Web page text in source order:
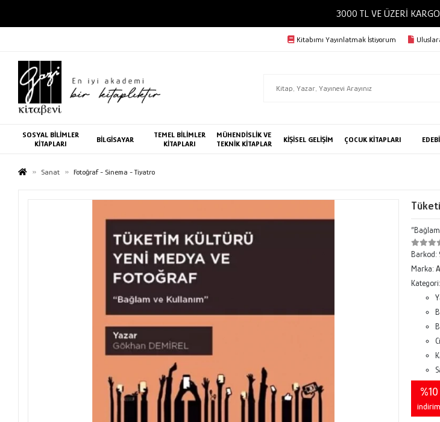
3000 TL VE ÜZERİ
Kitabımı Yayınlatmak İstiyorum
SOSYAL BİLİMLER
KİTAPLARI
BİLGİSAYAR
TEMEL BİLİMLER
KİTAPLARI
MÜHENDİSLİK VE
TEKNİK KİTAPLAR
KİŞİSEL GELİŞİM ÇOCUK KİTAPLARI
Sanat Fotoğraf - Sinema - Tiyatro
Barkod:
Marka:
Kategori:
%10
indirim